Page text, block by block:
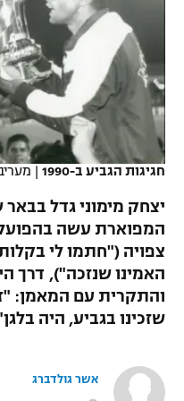
VOD
רץ ברשת
לוח שידורים
ברחבה
"מעל הליגה" –
נבחרת ישראל
מכבי חיפה
בית"ר ירושלים
מכבי תל אביב
הפועל חיפה
הפועל באר שבע
מכבי נתניה
בני יהודה
ליגה ספרדית
ליגה איטלקית
ליגה צרפתית
ליגה הולנדית
ליגה טורקית
ליגה סינית
ליגה ברזילאית
כדורסל נשים
מכבי תל אביב
הפועל חולון
הפועל ירושלים
יורוליג
יורוקאפ
טניס
כדוריד
כדורעף
שחייה
ג'ודו
אגרוף
ספורט אולימפי
היאבקות WWE
חגיגות הגביע ב-1990 |
יצחק מימוני גדל
המפוארת עשה
האמינו שנזכה"), דרך
והתקרית עם המאמן:
שזכינו בגביע, היה
אשר גולדברג